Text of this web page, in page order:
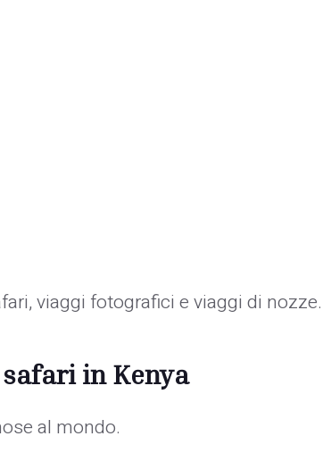
viaggi fotografici e viaggi di nozze.
in Kenya
al mondo.